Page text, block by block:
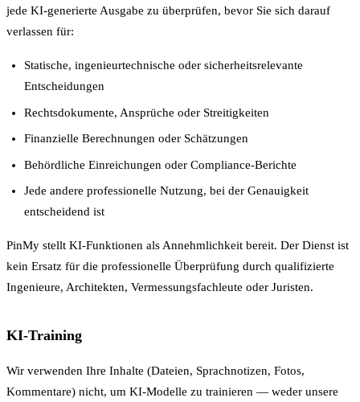
jede KI-generierte Ausgabe zu überprüfen, bevor Sie sich darauf
verlassen für:
Statische, ingenieurtechnische oder sicherheitsrelevante
Entscheidungen
Rechtsdokumente, Ansprüche oder Streitigkeiten
Finanzielle Berechnungen oder Schätzungen
Behördliche Einreichungen oder Compliance-Berichte
Jede andere professionelle Nutzung, bei der Genauigkeit
entscheidend ist
PinMy stellt KI-Funktionen als Annehmlichkeit bereit. Der Dienst ist
kein Ersatz für die professionelle Überprüfung durch qualifizierte
Ingenieure, Architekten, Vermessungsfachleute oder Juristen.
KI-Training
Wir verwenden Ihre Inhalte (Dateien, Sprachnotizen, Fotos,
Kommentare) nicht, um KI-Modelle zu trainieren — weder unsere